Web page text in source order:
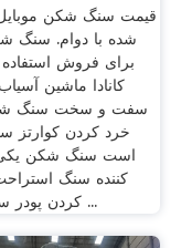
قیمت سنگ شکن موبایل
شده با دوام. سنگ
برای فروش
کانادا ماشین
سفت و سخت سنگ
خرد کردن
است سنگ شکن یکی
کننده سنگ
کردن پودر سنگ زغال ...